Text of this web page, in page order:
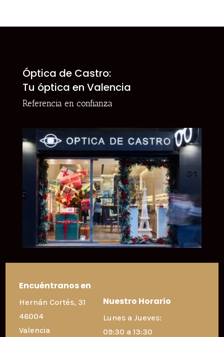
Óptica de Castro:
Tu óptica en Valencia
Referencia en confianza
Encuéntranos en
Hernán Cortés, 31
46004
Valencia
Nuestro Horario
Lunes a Jueves:
09:30 a 13:30